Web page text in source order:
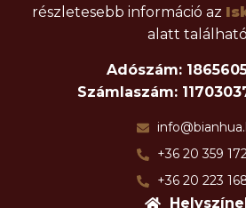
részletesebb információ az
alatt
Adószám:
Számlaszám:
+36 20 359
+36 20 223